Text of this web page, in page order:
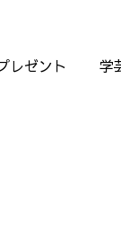
レゼント 学